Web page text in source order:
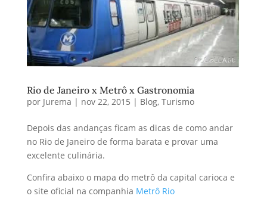
Rio de Janeiro x Metrô x Gastronomia
por Jurema | nov 22, 2015 | Blog, Turismo
Depois das andanças ficam as dicas de como andar
no Rio de Janeiro de forma barata e provar uma
excelente culinária.
Confira abaixo o mapa do metrô da capital carioca e
o site oficial na companhia Metrô Rio